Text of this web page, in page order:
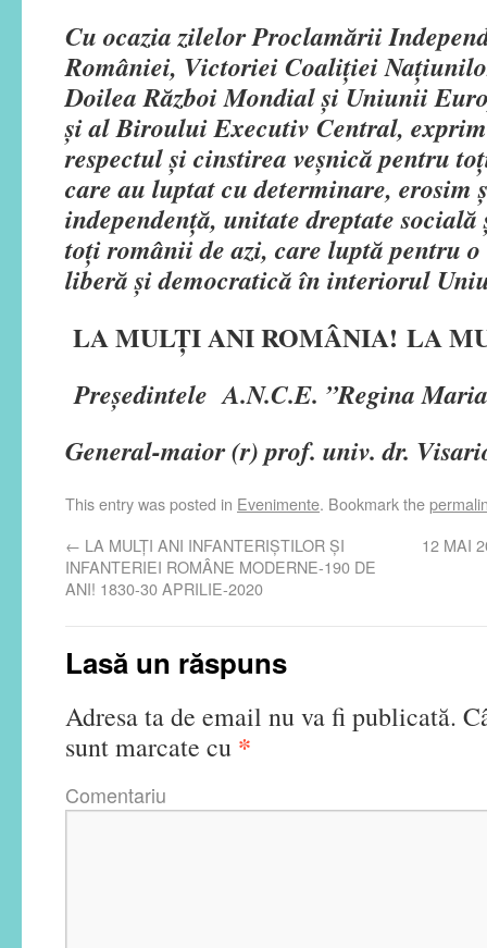
Cu ocazia zilelor Proclamării
României, Victoriei Coaliţiei
Doilea Război Mondial și Uniunii
și al Biroului Executiv Central,
respectulși cinstirea veșnică pentru
care au luptat cu determinare, erosim
independență, unitate dreptate
toți românii de azi, care luptă pentru
liberă și democratică în interiorul
LA MULȚI ANI ROMÂNIA! LA
Președintele A.N.C.E. ”Regina
General-maior (r) prof. univ. dr.
This entry was posted in Evenimente. Bookmark the
← LA MULȚI ANI INFANTERIȘTILOR ȘI
INFANTERIEI ROMÂNE MODERNE-190 DE
ANI! 1830-30 APRILIE-2020
12 MAI
Lasă un răspuns
Adresa ta de email nu va fi publicată.
sunt marcate cu *
Comentariu